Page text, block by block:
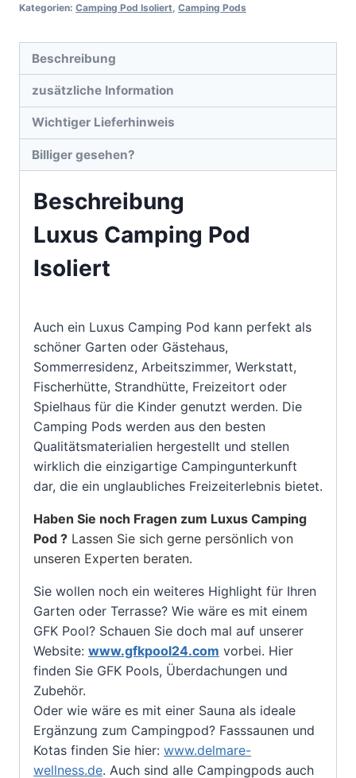
Kategorien: Camping Pod Isoliert, Camping Pods
Beschreibung
zusätzliche Information
Wichtiger Lieferhinweis
Billiger gesehen?
Beschreibung
Luxus Camping Pod
Isoliert
Auch ein Luxus Camping Pod kann perfekt als
schöner Garten oder Gästehaus,
Sommerresidenz, Arbeitszimmer, Werkstatt,
Fischerhütte, Strandhütte, Freizeitort oder
Spielhaus für die Kinder genutzt werden. Die
Camping Pods werden aus den besten
Qualitätsmaterialien hergestellt und stellen
wirklich die einzigartige Campingunterkunft
dar, die ein unglaubliches Freizeiterlebnis bietet.
Haben Sie noch Fragen zum Luxus Camping
Pod ? Lassen Sie sich gerne persönlich von
unseren Experten beraten.
Sie wollen noch ein weiteres Highlight für Ihren
Garten oder Terrasse? Wie wäre es mit einem
GFK Pool? Schauen Sie doch mal auf unserer
Website: www.gfkpool24.com vorbei. Hier
finden Sie GFK Pools, Überdachungen und
Zubehör.
Oder wie wäre es mit einer Sauna als ideale
Ergänzung zum Campingpod? Fasssaunen und
Kotas finden Sie hier: www.delmare-
wellness.de. Auch sind alle Campingpods auch